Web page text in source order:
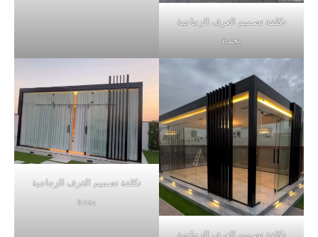
تكلفة تصميم الغرف الزجاجية
بجدة
تكلفة تصميم الغرف الزجاجية
تكلفة تصميم الغرف الزجاجية
بجدة